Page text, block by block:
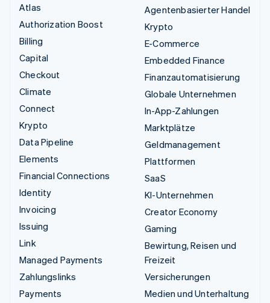
Atlas
Authorization Boost
Billing
Capital
Checkout
Climate
Connect
Krypto
Data Pipeline
Elements
Financial Connections
Identity
Invoicing
Issuing
Link
Managed Payments
Zahlungslinks
Payments
Agentenbasierter Handel
Krypto
E-Commerce
Embedded Finance
Finanzautomatisierung
Globale Unternehmen
In-App-Zahlungen
Marktplätze
Geldmanagement
Plattformen
SaaS
KI-Unternehmen
Creator Economy
Gaming
Bewirtung, Reisen und
Freizeit
Versicherungen
Medien und Unterhaltung